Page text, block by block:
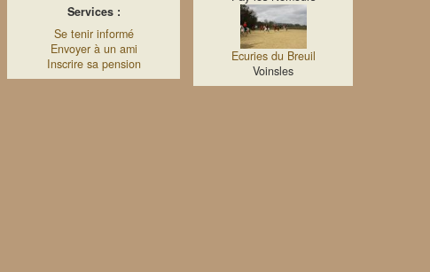
Services :
Se tenir informé
Envoyer à un ami
Inscrire sa pension
Ecuries du Breuil
Voinsles